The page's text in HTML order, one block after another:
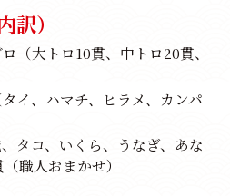
訳）
（大トロ10貫、中トロ20貫、
イ、ハマチ、ヒラメ、カンパ
タコ、いくら、うなぎ、あな
職人おまかせ）